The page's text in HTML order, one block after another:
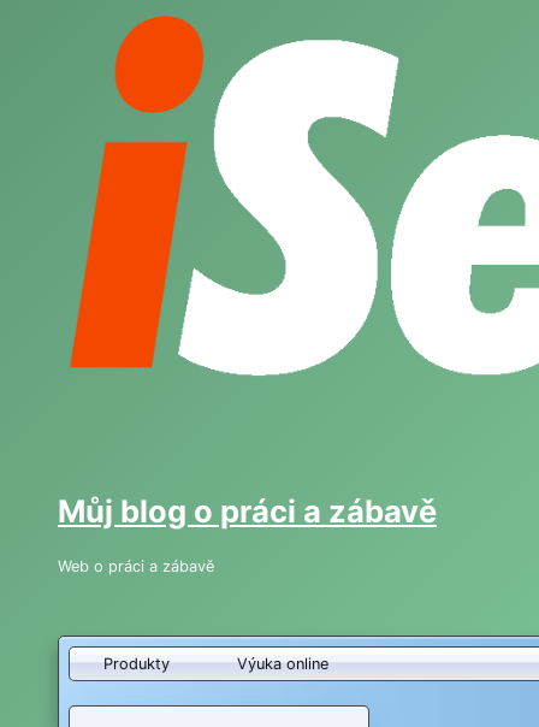
Můj blog o práci a zábavě
Web o práci a zábavě
Produkty Výuka online